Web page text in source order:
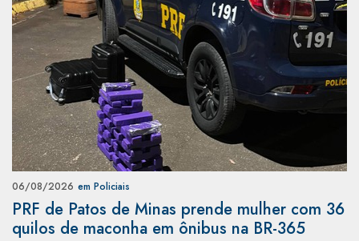
06/08/2026 em Policiais
PRF de Patos de Minas prende mulher com 36
quilos de maconha em ônibus na BR-365